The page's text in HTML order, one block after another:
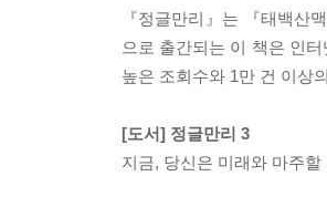
『정글만리』는 『태백산
으로 출간되는 이 책은 인
높은 조회수와 1만 건 이상
[도서] 정글만리 3
지금, 당신은 미래와 마주